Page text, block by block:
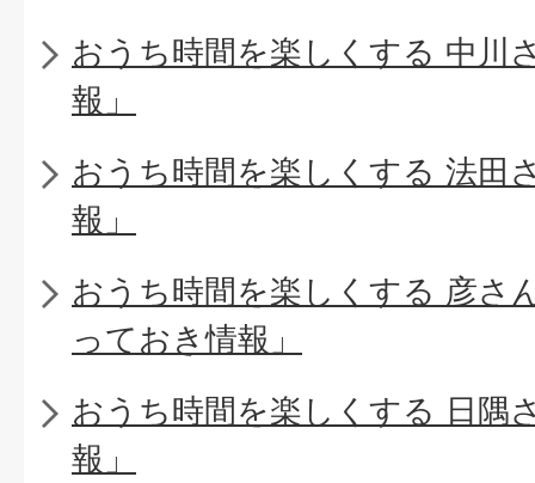
おうち時間を楽しくする 中川
報」
おうち時間を楽しくする 法田
報」
おうち時間を楽しくする 彦さ
っておき情報」
おうち時間を楽しくする 日隅
報」